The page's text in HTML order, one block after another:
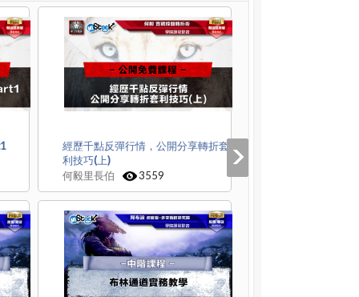
經歷千點反彈行情，公開分享轉折套
利技巧(上)
何毅里長伯
3559